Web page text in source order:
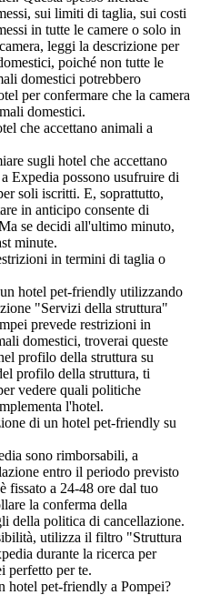
sui limiti di taglia, sui costi
in tutte le camere o solo in
leggi la descrizione per
poiché non tutte le
domestici potrebbero
per confermare che la camera
domestici.
che accettano animali a
sugli hotel che accettano
Expedia possono usufruire di
soli iscritti. E, soprattutto,
in anticipo consente di
se decidi all'ultimo minuto,
minute.
in termini di taglia o
hotel pet-friendly utilizzando
"Servizi della struttura"
prevede restrizioni in
domestici, troverai queste
profilo della struttura su
profilo della struttura, ti
vedere quali politiche
l'hotel.
di un hotel pet-friendly su
sono rimborsabili, a
entro il periodo previsto
fissato a 24-48 ore dal tuo
la conferma della
della politica di cancellazione.
utilizza il filtro "Struttura
durante la ricerca per
perfetto per te.
hotel pet-friendly a Pompei?